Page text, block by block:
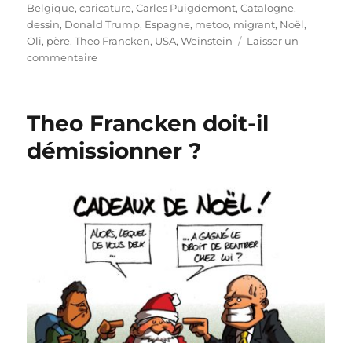
le
Belgique,caricature,Carles Puigdemont,Catalogne,
dessin, Donald Trump, Espagne, metoo, migrant, Noël,
Oli, père,Theo Francken, USA,Weinstein
Laisser un
commentairesur
Theo Francken doit-il
démissionner ?